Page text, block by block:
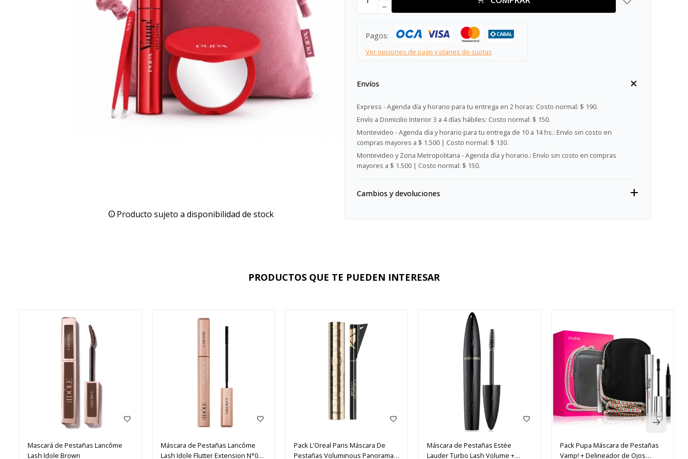
Producto sujeto a disponibilidad de stock
remove
Pagos:
Ver opciones de pago y planes de cuotas
Envíos
Express - Agenda día y horario para tu entrega en 2 horas: Costo normal: $ 190.
Envío a Domicilio Interior 3 a 4 días hábiles: Costo normal: $ 150.
Montevideo - Agenda día y horario para tu entrega de 10 a 14 hs.: Envío sin costo en
compras mayores a $ 1.500 | Costo normal: $ 130.
Montevideo y Zona Metropolitana - Agenda día y horario.: Envío sin costo en compras
mayores a $ 1.500 | Costo normal: $ 150.
Cambios y devoluciones
PRODUCTOS QUE TE PUEDEN INTERESAR
Mascará de Pestañas Lancôme
Lash Idole Brown
Máscara de Pestañas Lancôme
Lash Idole Flutter Extension N°01
Pack L'Oreal Paris Máscara De
Pestañas Voluminous Panorama +
Máscara de Pestañas Estée
Lauder Turbo Lash Volume +
Pack Pupa Máscara de Pestañas
Vamp! + Delineador de Ojos